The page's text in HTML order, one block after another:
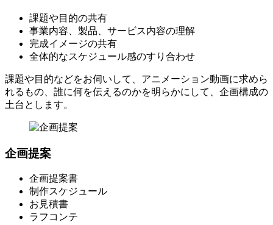
課題や目的の共有
事業内容、製品、サービス内容の理解
完成イメージの共有
全体的なスケジュール感のすり合わせ
課題や目的などをお伺いして、アニメーション動画に求めら
れるもの、誰に何を伝えるのかを明らかにして、企画構成の
土台とします。
企画提案
企画提案書
制作スケジュール
お見積書
ラフコンテ